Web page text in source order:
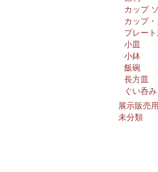
カップ
カップ
プレート
小皿
小鉢
飯碗
長方皿
ぐい呑み
展示販売用
未分類